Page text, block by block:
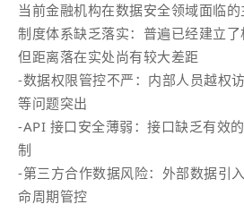
当前金融机构在数据安全领域面临的
制度体系缺乏落实：普遍已经建立了
但距离落在实处尚有较大差距
-数据权限管控不严：内部人员越权
等问题突出
-API 接口安全薄弱：接口缺乏有效
制
-第三方合作数据风险：外部数据引
命周期管控